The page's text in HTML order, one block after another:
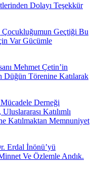
Dolayı Teşekkür
Geçtiği Bu
Var Gücümle
Mehmet Çetin’in
Düğün Törenine Katılarak
Derneği
Katılımlı
Katılmaktan Memnuniyet
Erdal İnönü’yü
Ve Özlemle Andık.